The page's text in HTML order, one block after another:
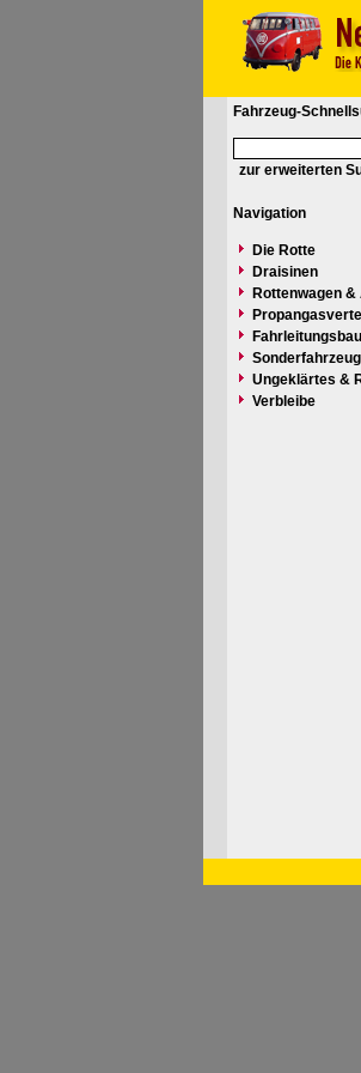
Fahrzeug-
zur erweiterten
Navigation
Die Rotte
Draisinen
Rottenwagen &
Fahrleitungsbau
Ungeklärtes &
Verbleibe